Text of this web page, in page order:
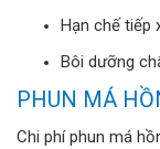
Hạn chế tiếp
Bôi dưỡng
PHUN MÁ
Chi phí phun má